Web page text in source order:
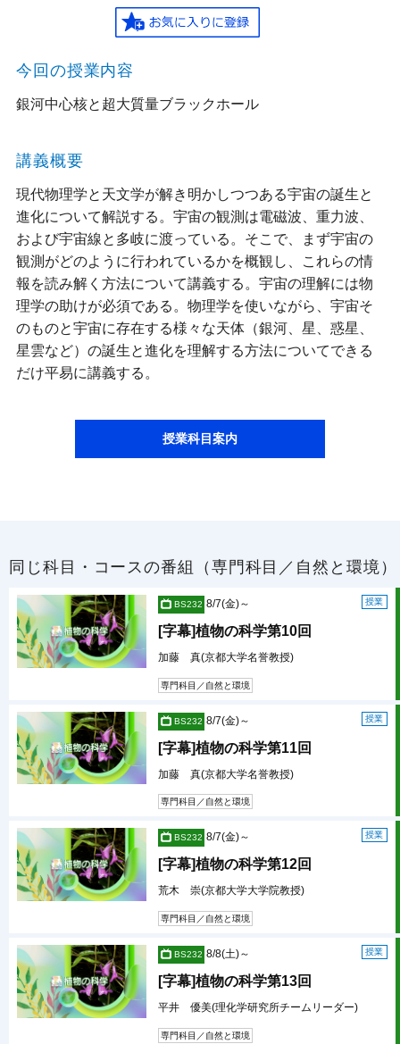
今回の授業内容
銀河中心核と超大質量ブラックホール
講義概要
現代物理学と天文学が解き明かしつつある宇宙の誕生と
進化について解説する。宇宙の観測は電磁波、重力波、
および宇宙線と多岐に渡っている。そこで、まず宇宙の
観測がどのように行われているかを概観し、これらの情
報を読み解く方法について講義する。宇宙の理解には物
理学の助けが必須である。物理学を使いながら、宇宙そ
のものと宇宙に存在する様々な天体（銀河、星、惑星、
星雲など）の誕生と進化を理解する方法についてできる
だけ平易に講義する。
授業科目案内
同じ科目・コースの番組（専門科目／自然と環境）
BS232 授業
8/7(金)～
[字幕]植物の科学第10回
加藤 真(京都大学名誉教授)
専門科目／自然と環境
BS232 授業
8/7(金)～
[字幕]植物の科学第11回
加藤 真(京都大学名誉教授)
専門科目／自然と環境
BS232 授業
8/7(金)～
[字幕]植物の科学第12回
荒木 崇(京都大学大学院教授)
専門科目／自然と環境
BS232 授業
8/8(土)～
[字幕]植物の科学第13回
平井 優美(理化学研究所チームリーダー)
専門科目／自然と環境